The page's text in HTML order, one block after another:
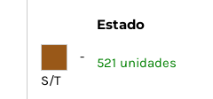
Estado
-
S/T
521 unidades